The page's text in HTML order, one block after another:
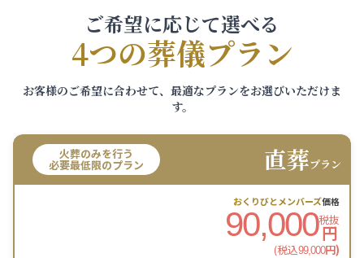
ご希望に応じて選べる
4つの葬儀プラン
お客様のご希望に合わせて、最適なプランをお選びいただけま
す。
火葬のみを行う
必要最低限のプラン 直葬プラン
おくりびとメンバーズ価格
90,000税抜
円
(税込99,000円)